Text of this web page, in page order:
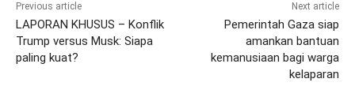
Previous article
LAPORAN KHUSUS – Konflik
Trump versus Musk: Siapa
paling kuat?
Next article
Pemerintah Gaza siap
amankan bantuan
kemanusiaan bagi warga
kelaparan